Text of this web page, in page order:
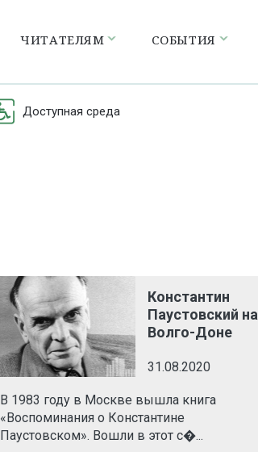
ЧИТАТЕЛЯМ СОБЫТИЯ
Доступная среда
Константин
Паустовский на
Волго-Доне
31.08.2020
В 1983 году в Москве вышла книга
«Воспоминания о Константине
Паустовском». Вошли в этот с�...